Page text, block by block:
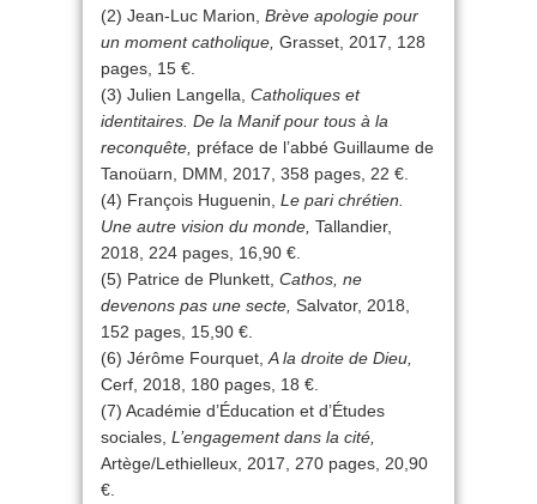
(2) Jean-Luc Marion, Brève apologie pour
un moment catholique, Grasset, 2017, 128
pages, 15 €.
(3) Julien Langella, Catholiques et
identitaires. De la Manif pour tous à la
reconquête, préface de l’abbé Guillaume de
Tanoüarn, DMM, 2017, 358 pages, 22 €.
(4) François Huguenin, Le pari chrétien.
Une autre vision du monde, Tallandier,
2018, 224 pages, 16,90 €.
(5) Patrice de Plunkett, Cathos, ne
devenons pas une secte, Salvator, 2018,
152 pages, 15,90 €.
(6) Jérôme Fourquet, A la droite de Dieu,
Cerf, 2018, 180 pages, 18 €.
(7) Académie d’Éducation et d’Études
sociales, L’engagement dans la cité,
Artège/Lethielleux, 2017, 270 pages, 20,90
€.